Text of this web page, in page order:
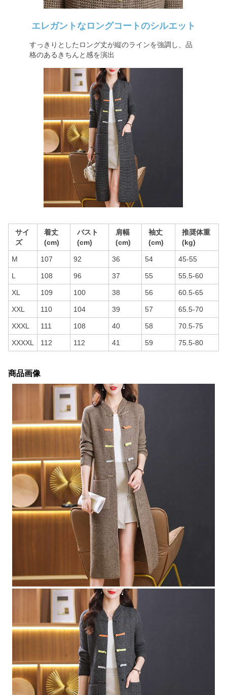
エレガントなロングコートのシルエット
すっきりとしたロング丈が縦のラインを強調し、品
格のあるきちんと感を演出
サイ
ズ
着丈
(cm)
バスト
(cm)
肩幅
(cm)
袖丈
(cm)
推奨体重
(kg)
M 107 92 36 54 45-55
L 108 96 37 55 55.5-60
XL 109 100 38 56 60.5-65
XXL 110 104 39 57 65.5-70
XXXL 111 108 40 58 70.5-75
XXXXL 112 112 41 59 75.5-80
商品画像